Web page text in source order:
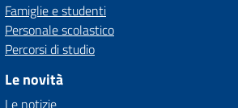
Famiglie e studenti
Personale scolastico
Percorsi di studio
Le novità
Le notizie